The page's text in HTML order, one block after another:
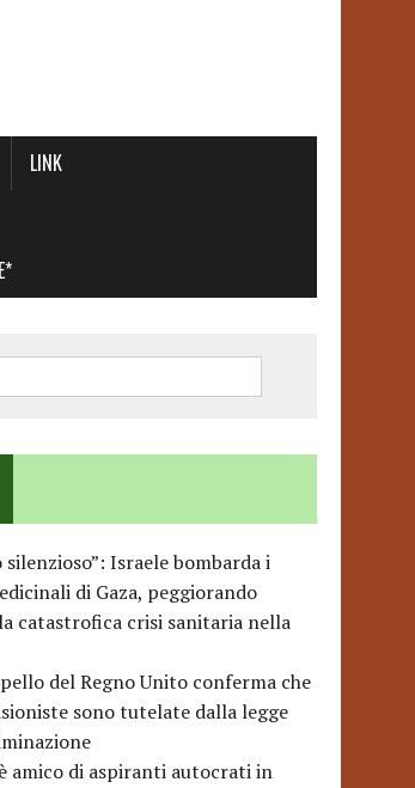
LINK
Israele bombarda i
di Gaza, peggiorando
catastrofica crisi sanitaria nella
del Regno Unito conferma che
sono tutelate dalla legge
amico di aspiranti autocrati in